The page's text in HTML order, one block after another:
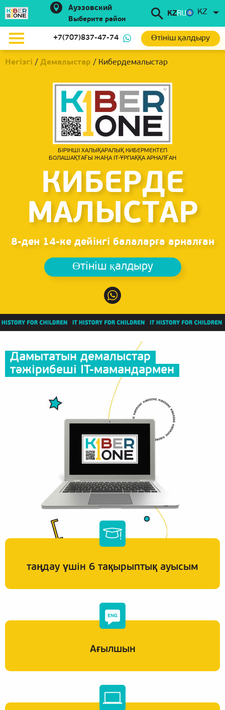
Ауэзовский
Выберите район
KZRU KZ
+7(707)837-47-74 Өтініш қалдыру
Негізгі / Демалыстар / Кибердемалыстар
БІРІНШІ ХАЛЫҚАРАЛЫҚ КИБЕРМЕКТЕП
БОЛАШАҚТАҒЫ ЖАҢА IT-ҰРПАҚҚА АРНАЛҒАН
КИБЕРДЕ
МАЛЫСТАР
8-ден 14-ке дейінгі балаларға арналған
Өтініш қалдыру
Дамытатын демалыстар
тәжірибеші IT-мамандармен
таңдау үшін 6 тақырыптық ауысым
Ағылшын